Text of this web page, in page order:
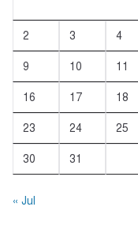
2 3 4
9 10 11
16 17 18
23 24 25
30 31
« Jul